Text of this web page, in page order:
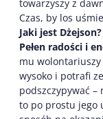
towarzyszy z
Czas, by los
Jaki jest Dżejson?
Pełen radości i
mu wolontariuszy
wysoko i potrafi
podszczypywać
to po prostu jego